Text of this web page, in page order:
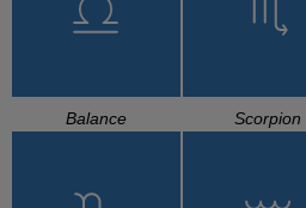
Balance Scorpion